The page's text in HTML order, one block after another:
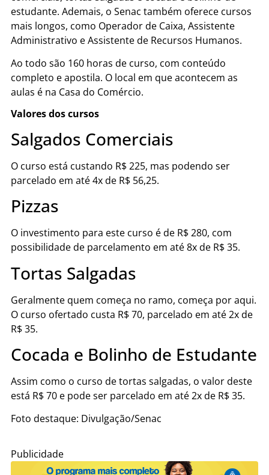
estudante. Ademais, o Senac também oferece cursos
mais longos, como Operador de Caixa, Assistente
Administrativo e Assistente de Recursos Humanos.
Ao todo são 160 horas de curso, com conteúdo
completo e apostila. O local em que acontecem as
aulas é na Casa do Comércio.
Valores dos cursos
Salgados Comerciais
O curso está custando R$ 225, mas podendo ser
parcelado em até 4x de R$ 56,25.
Pizzas
O investimento para este curso é de R$ 280, com
possibilidade de parcelamento em até 8x de R$ 35.
Tortas Salgadas
Geralmente quem começa no ramo, começa por aqui.
O curso ofertado custa R$ 70, parcelado em até 2x de
R$ 35.
Cocada e Bolinho de Estudante
Assim como o curso de tortas salgadas, o valor deste
está R$ 70 e pode ser parcelado em até 2x de R$ 35.
Foto destaque: Divulgação/Senac
Publicidade